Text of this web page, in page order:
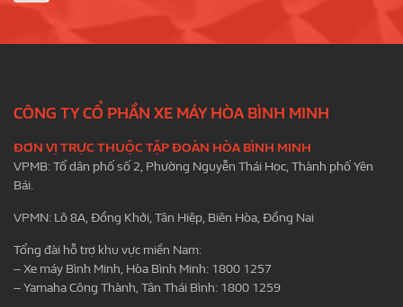
CÔNG TY CỔ PHẦN XE MÁY HÒA BÌNH MINH
ĐƠN VỊ TRỰC THUỘC TẬP ĐOÀN HÒA BÌNH MINH
VPMB: Tổ dân phố số 2, Phường Nguyễn Thái Học, Thành phố Yên
Bái.
VPMN: Lô 8A, Đồng Khởi, Tân Hiệp, Biên Hòa, Đồng Nai
Tổng đài hỗ trợ khu vực miền Nam:
– Xe máy Bình Minh, Hòa Bình Minh: 1800 1257
– Yamaha Công Thành, Tân Thái Bình: 1800 1259